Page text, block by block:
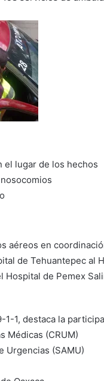
el lugar de los hechos
aéreos en
de Tehuantepec
Hospital de Pemex
1, destaca la
Médicas (CRUM)
Urgencias (SAMU)